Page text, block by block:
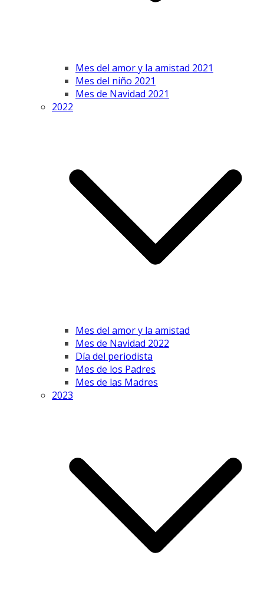
Mes del amor y la amistad 2021
Mes del niño 2021
Mes de Navidad 2021
2022
Mes del amor y la amistad
Mes de Navidad 2022
Día del periodista
Mes de los Padres
Mes de las Madres
2023